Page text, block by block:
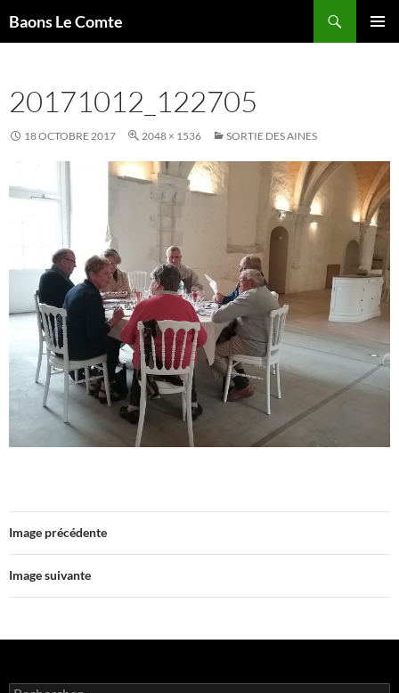
auBaons Le Comte
20171012_122705
18 OCTOBRE 2017 2048 × 1536 SORTIE DES AINES
Image précédente
Image suivante
Rechercher :